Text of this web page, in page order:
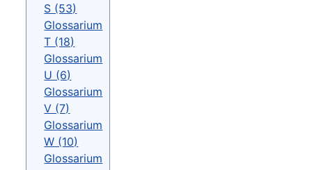
S (53)
Glossarium
T (18)
Glossarium
U (6)
Glossarium
V (7)
Glossarium
W (10)
Glossarium